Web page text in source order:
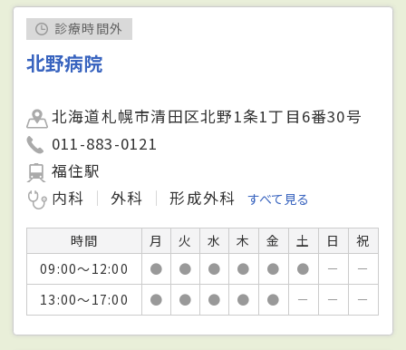
診療時間外
北野病院
北海道札幌市清田区北野1条1丁目6番30号
011-883-0121
福住駅
内科
外科 形成外科 すべて見る
時間 月 火 水 木 金 土 日
祝
09:00～12:00
● ● ● ● ● ● －
－
13:00～17:00
● ● ● ● ● － － －